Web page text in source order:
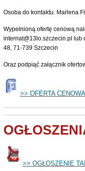
Osoba do kontaktu: Marlena
Wypełnioną ofertę cenową
internat@13lo.szczecin.pl lub
48, 71-739 Szczecin
Oraz podpiąć załącznik
>> OFERTA
>> OGŁOSZENIE